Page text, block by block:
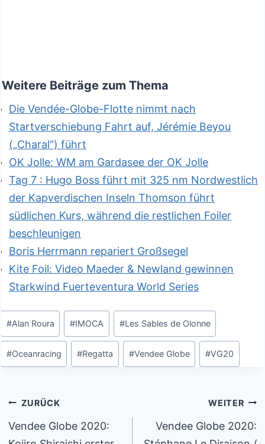
Weitere Beiträge zum Thema
Die Vendée-Globe-Flotte nimmt nach
Startverschiebung Fahrt auf, Jérémie Beyou
(„Charal“) führt
OK Jolle: WM am Gardasee der OK Jolle
Tag 7 : Hugo Boss führt mit 325 nm Nordwestlich
der Kapverdischen Inseln Thomson führt
südlichen Kurs, während die restlichen Foiler
beschleunigen
Boris Herrmann repariert Großsegel
Kite Foil: Video Maeder & Newland gewinnen
Starkwind Fuerteventura World Series
Schlagworte:
#Alan Roura #IMOCA #Les Sables de Olonne
#Oceanracing #Regatta #Vendee Globe #VG20
Beitragsnavigation
ZURÜCK
Vendee Globe 2020:
WEITER
Vendee Globe 2020: